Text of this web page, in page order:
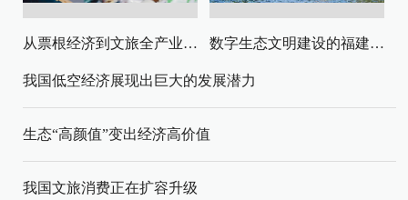
从票根经济到文旅全产业链升级 数字生态文明建设的福建路径与启示
我国低空经济展现出巨大的发展潜力
生态“高颜值”变出经济高价值
我国文旅消费正在扩容升级